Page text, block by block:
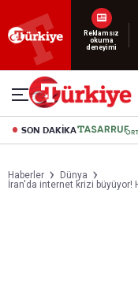
SON DAKİKA
Haberler
Dünya
İran'da internet krizi büyüyor!